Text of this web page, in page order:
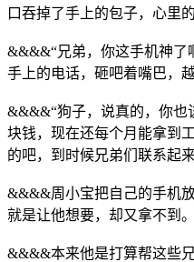
口吞掉了手上的包子，心里
&&&&“兄弟，你这手机神
手上的电话，砸吧着嘴巴，
&&&&“狗子，说真的，你也
块钱，现在还每个月能拿到
的吧，到时候兄弟们联系起
&&&&周小宝把自己的手机
就是让他想要，却又拿不到。
&&&&本来他是打算帮这些